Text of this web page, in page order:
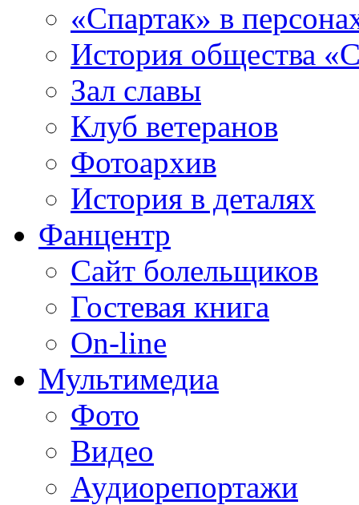
«Спартак» в
История общества
Зал славы
Клуб ветеранов
Фотоархив
История в деталях
Фанцентр
Сайт болельщиков
Гостевая книга
On-line
Мультимедиа
Фото
Видео
Аудиорепортажи